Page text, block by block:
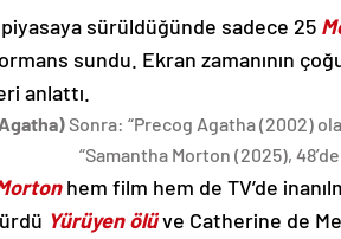
sürüldüğünde sadece 25
sundu. Ekran zamanının
anlattı.
Sonra: “Precog Agatha (2002)
“Samantha Morton (2025),
hem film hem de TV’de
Yürüyen ölüve Catherine de